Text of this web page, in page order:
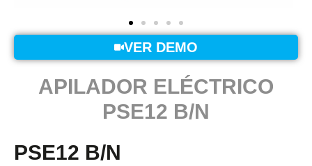
VER DEMO
APILADOR ELÉCTRICO
PSE12 B/N​
PSE12 B/N